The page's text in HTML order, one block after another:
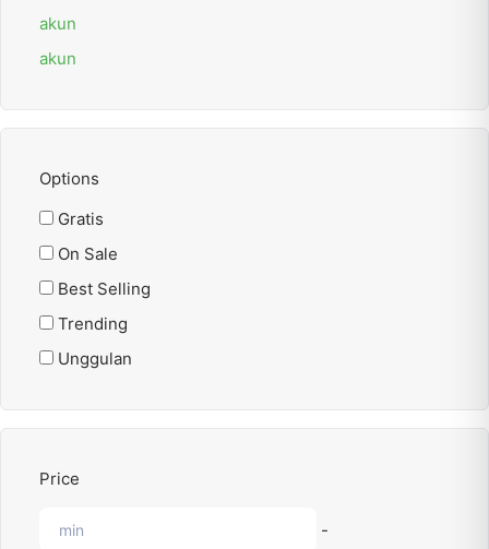
akun
akun
Options
Gratis
On Sale
Best Selling
Trending
Unggulan
Price
-